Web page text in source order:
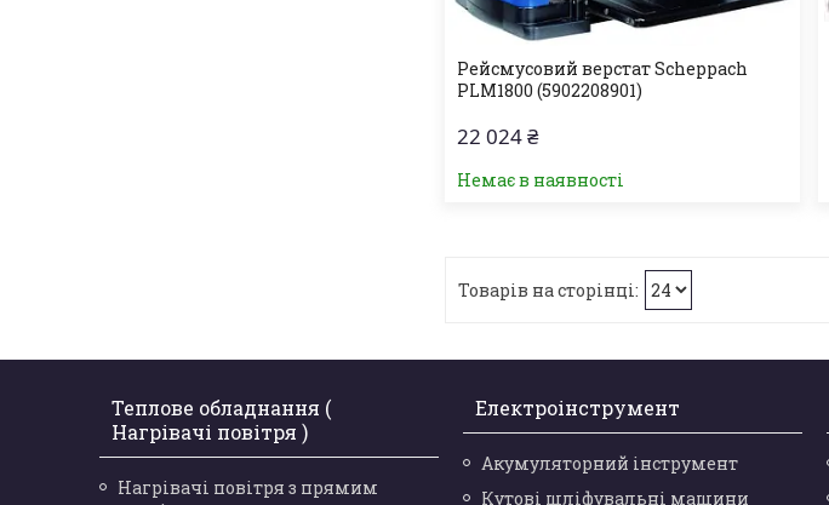
Рейсмусовий верстат Scheppach
PLM1800 (5902208901)
22 024 ₴
Немає в наявності
Теплове обладнання (
Нагрівачі повітря )
Нагрівачі повітря з прямим
Електроінструмент
Акумуляторний інструмент
Кутові шліфувальні машини